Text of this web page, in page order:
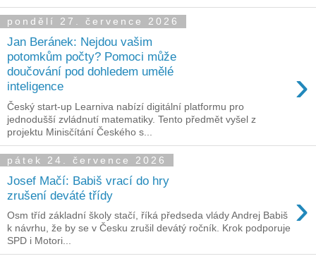
pondělí 27. července 2026
Jan Beránek: Nejdou vašim
potomkům počty? Pomoci může
doučování pod dohledem umělé
inteligence
›
Český start-up Learniva nabízí digitální platformu pro
jednodušší zvládnutí matematiky. Tento předmět vyšel z
projektu Minisčítání Českého s...
pátek 24. července 2026
Josef Mačí: Babiš vrací do hry
zrušení deváté třídy
›
Osm tříd základní školy stačí, říká předseda vlády Andrej Babiš
k návrhu, že by se v Česku zrušil devátý ročník. Krok podporuje
SPD i Motori...